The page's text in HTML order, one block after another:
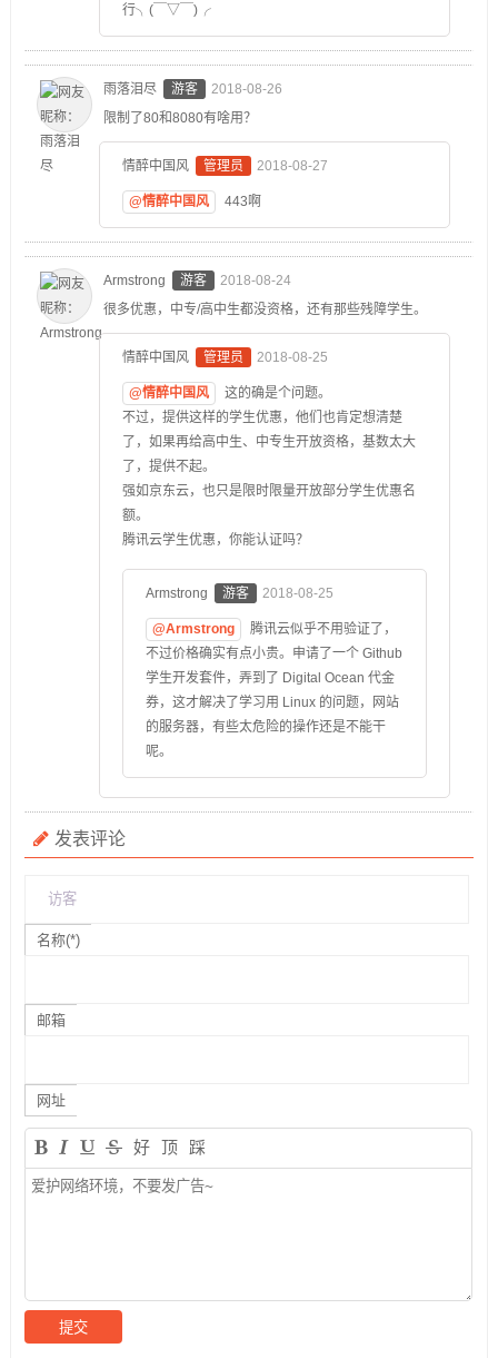
行╮(￣▽￣)╭
雨落泪尽 游客
2018-08-26
限制了80和8080有啥用？
情醉中国风 管理员 2018-08-27
@情醉中国风 443啊
Armstrong 游客
2018-08-24
很多优惠，中专/高中生都没资格，还有那些残障学生。
情醉中国风 管理员 2018-08-25
@情醉中国风
这的确是个问题。
不过，提供这样的学生优惠，他们也肯定想清楚
了，如果再给高中生、中专生开放资格，基数太大
了，提供不起。
强如京东云，也只是限时限量开放部分学生优惠名
额。
腾讯云学生优惠，你能认证吗？
Armstrong 游客 2018-08-25
@Armstrong
腾讯云似乎不用验证了，
不过价格确实有点小贵。申请了一个 Github
学生开发套件，弄到了 Digital Ocean 代金
券，这才解决了学习用 Linux 的问题，网站
的服务器，有些太危险的操作还是不能干
呢。
发表评论
名称(*)
邮箱
网址
好 顶 踩